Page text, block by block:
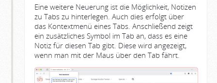
Eine weitere Neuerung ist die Möglichkeit, Notizen
zu Tabs zu hinterlegen. Auch dies erfolgt über
das Kontextmenü eines Tabs. Anschließend zeigt
ein zusätzliches Symbol im Tab an, dass es eine
Notiz für diesen Tab gibt. Diese wird angezeigt,
wenn man mit der Maus über den Tab fährt.